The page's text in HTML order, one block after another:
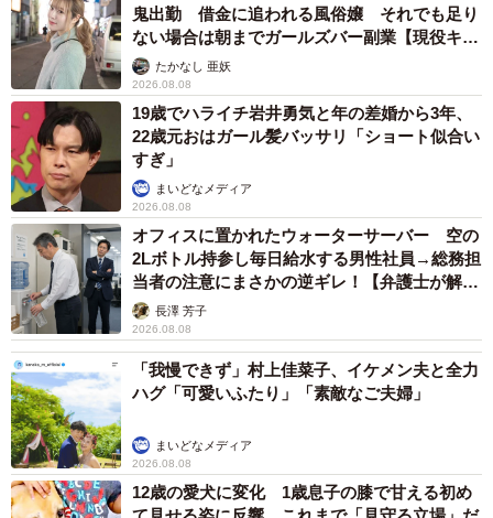
鬼出勤 借金に追われる風俗嬢 それでも足り
ない場合は朝までガールズバー副業【現役キャ
ストに取材】
たかなし 亜妖
2026.08.08
19歳でハライチ岩井勇気と年の差婚から3年、
22歳元おはガール髪バッサリ「ショート似合い
すぎ」
まいどなメディア
2026.08.08
オフィスに置かれたウォーターサーバー 空の
2Lボトル持参し毎日給水する男性社員→総務担
当者の注意にまさかの逆ギレ！【弁護士が解
説】長澤 芳子
2026.08.08
「我慢できず」村上佳菜子、イケメン夫と全力
ハグ「可愛いふたり」「素敵なご夫婦」
まいどなメディア
2026.08.08
12歳の愛犬に変化 1歳息子の膝で甘える初め